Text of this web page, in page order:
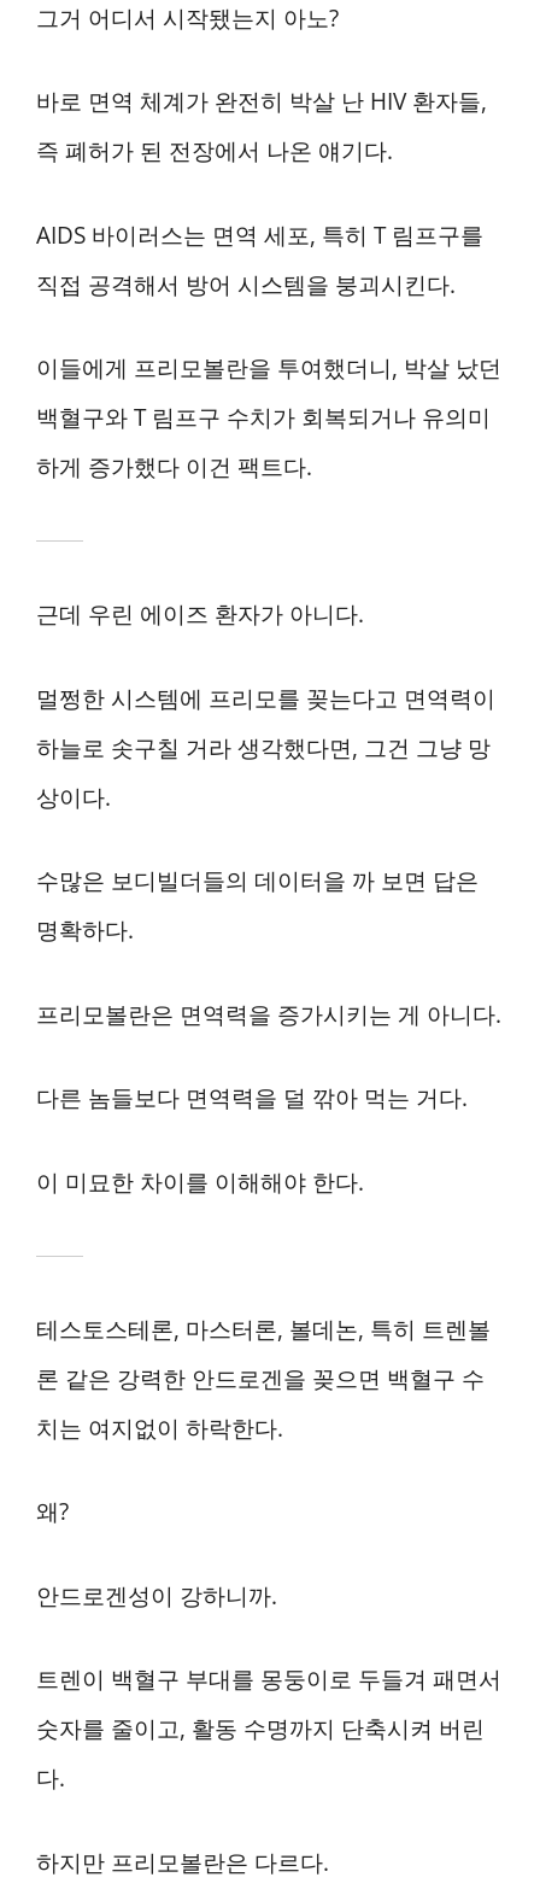
그거 어디서 시작됐는지 아노?
바로 면역 체계가 완전히 박살 난 HIV 환자들,
즉 폐허가 된 전장에서 나온 얘기다.
AIDS 바이러스는 면역 세포, 특히 T 림프구를
직접 공격해서 방어 시스템을 붕괴시킨다.
이들에게 프리모볼란을 투여했더니, 박살 났던
백혈구와 T 림프구 수치가 회복되거나 유의미
하게 증가했다 이건 팩트다.
근데 우린 에이즈 환자가 아니다.
멀쩡한 시스템에 프리모를 꽂는다고 면역력이
하늘로 솟구칠 거라 생각했다면, 그건 그냥 망
상이다.
수많은 보디빌더들의 데이터을 까 보면 답은
명확하다.
프리모볼란은 면역력을 증가시키는 게 아니다.
다른 놈들보다 면역력을 덜 깎아 먹는 거다.
이 미묘한 차이를 이해해야 한다.
테스토스테론, 마스터론, 볼데논, 특히 트렌볼
론 같은 강력한 안드로겐을 꽂으면 백혈구 수
치는 여지없이 하락한다.
왜?
안드로겐성이 강하니까.
트렌이 백혈구 부대를 몽둥이로 두들겨 패면서
숫자를 줄이고, 활동 수명까지 단축시켜 버린
다.
하지만 프리모볼란은 다르다.